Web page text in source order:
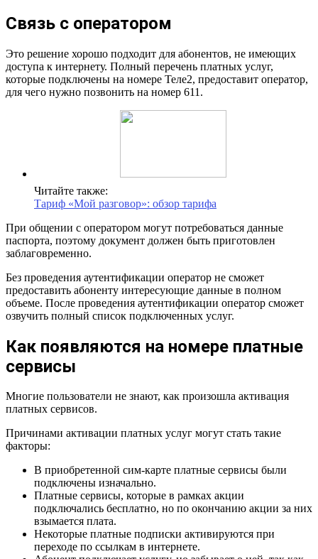
Связь с оператором
Это решение хорошо подходит для абонентов, не имеющих
доступа к интернету. Полный перечень платных услуг,
которые подключены на номере Теле2, предоставит оператор,
для чего нужно позвонить на номер 611.
Читайте также:
Тариф «Мой разговор»: обзор тарифа
При общении с оператором могут потребоваться данные
паспорта, поэтому документ должен быть приготовлен
заблаговременно.
Без проведения аутентификации оператор не сможет
предоставить абоненту интересующие данные в полном
объеме. После проведения аутентификации оператор сможет
озвучить полный список подключенных услуг.
Как появляются на номере платные
сервисы
Многие пользователи не знают, как произошла активация
платных сервисов.
Причинами активации платных услуг могут стать такие
факторы:
В приобретенной сим-карте платные сервисы были
подключены изначально.
Платные сервисы, которые в рамках акции
подключались бесплатно, но по окончанию акции за них
взымается плата.
Некоторые платные подписки активируются при
переходе по ссылкам в интернете.